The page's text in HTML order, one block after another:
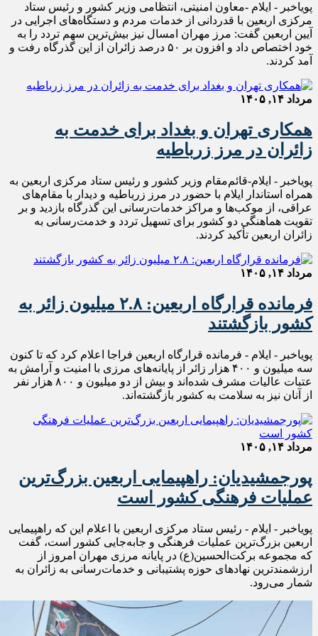
پویاخبر - ایلام -معاون امنیتی، انتظامی وزیر کشور و رئیس ستاد
مرکزی اربعین با قدردانی از خدمات مردم و دستگاه‌های اجرایی در
آیین اربعین گفت: مرز مهران امسال نیز بیش‌ترین سهم تردد را به
خود اختصاص داد و افزون بر ۵۰ درصد زائران از این گذرگاه رفت و
آمد کردند.
مرداد ۱۴, ۱۴۰۵
همکاری تهران و بغداد برای خدمت به
زائران در مرز زرباطیه
پویاخبر - ایلام-قائم‌مقام وزیر کشور و رئیس ستاد مرکزی اربعین به
همراه استاندار ایلام با حضور در مرز زرباطیه و دیدار با مقام‌های
عراقی، از موکب‌ها و مراکز خدمات‌رسانی این گذرگاه بازدید و بر
تقویت هماهنگی دو کشور برای تسهیل تردد و خدمت‌رسانی به
زائران اربعین تأکید کردند.
مرداد ۱۴, ۱۴۰۵
فرمانده قرارگاه اربعین: ۲.۸ میلیون زائر به
کشور بازگشتند
پویاخبر - ایلام - فرمانده قرارگاه اربعین فراجا اعلام کرد که تا کنون
سه میلیون و ۴۰۰ هزار زائر از پایانه‌های مرزی با امنیت و آرامش به
عتبات عالیات مشرف شده‌اند و بیش از دو میلیون و ۸۰۰ هزار نفر
از آنان نیز به سلامت به کشور بازگشته‌اند.
مرداد ۱۴, ۱۴۰۵
پورجمشیدیان: راهپیمایی اربعین بزرگ‌ترین
عملیات فرهنگی کشور است
پویاخبر - ایلام - رئیس ستاد مرکزی اربعین با اعلام این که راهپیمایی
اربعین بزرگ‌ترین عملیات فرهنگی و جابه‌جایی کشور است، گفت
که مجموعه برکت‌الحسین(ع) در پایانه مرزی مهران امروز از
ارزشمندترین نهادهای حوزه پشتیبانی و خدمات‌رسانی به زائران به
شمار می‌رود.